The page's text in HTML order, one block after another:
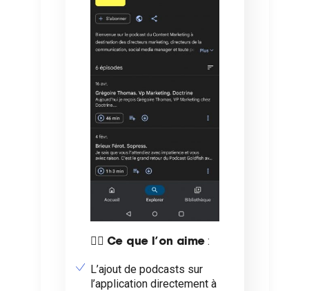
👍🏼 Ce que l’on aime:
L’ajout de podcasts sur
l’application directement à